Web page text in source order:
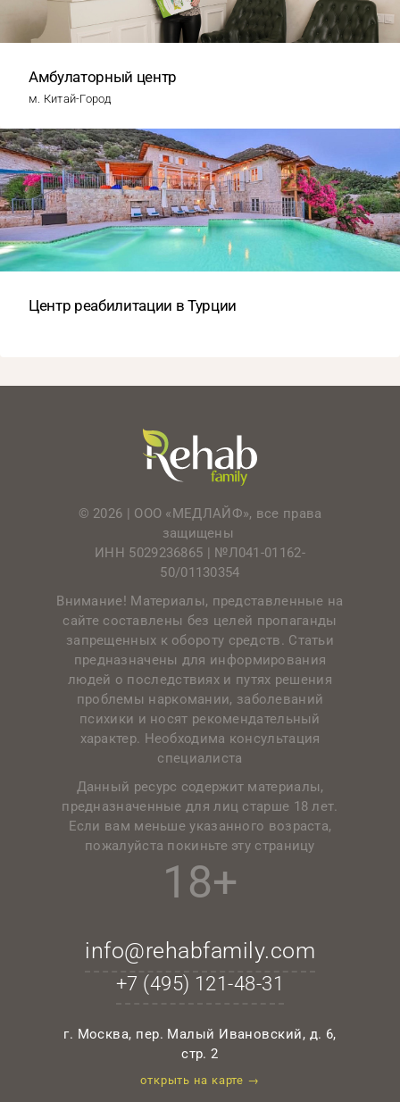
Амбулаторный центр
м. Китай-Город
Центр реабилитации в Турции
© 2026 | ООО «МЕДЛАЙФ», все права
защищены
ИНН 5029236865 | №Л041-01162-
50/01130354
Внимание! Материалы, представленные на
сайте составлены без целей пропаганды
запрещенных к обороту средств. Статьи
предназначены для информирования
людей о последствиях и путях решения
проблемы наркомании, заболеваний
психики и носят рекомендательный
характер. Необходима консультация
специалиста
Данный ресурс содержит материалы,
предназначенные для лиц старше 18 лет.
Если вам меньше указанного возраста,
пожалуйста покиньте эту страницу
18+
info@rehabfamily.com
+7 (495) 121-48-31
г. Москва, пер. Малый Ивановский, д. 6,
стр. 2
открыть на карте →